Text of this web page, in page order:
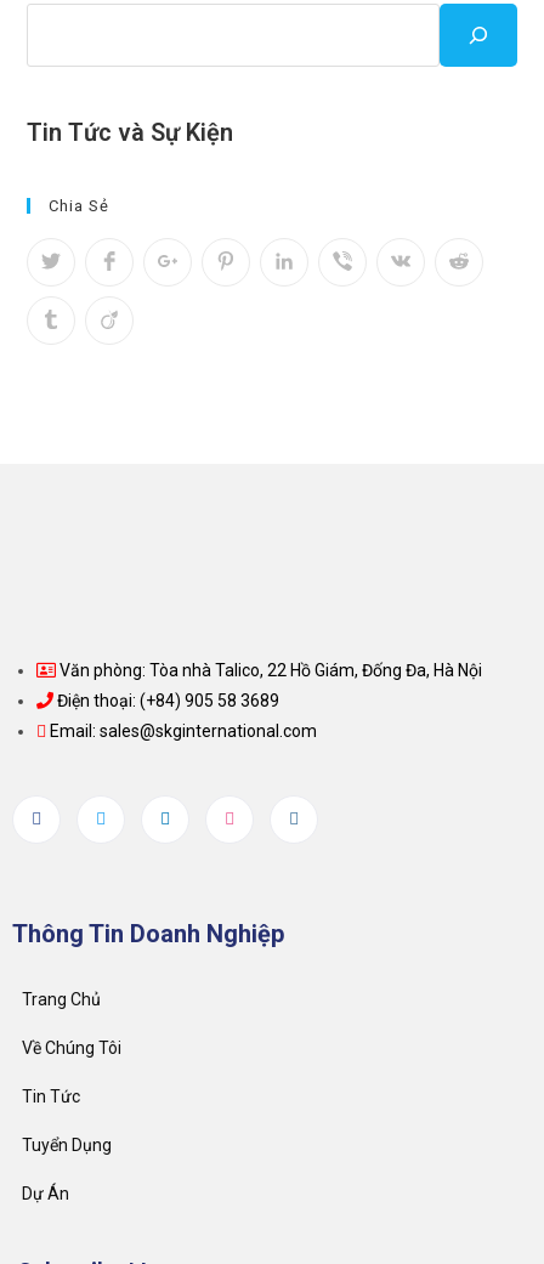
Tin Tức và Sự Kiện
Chia Sẻ
Văn phòng: Tòa nhà Talico, 22 Hồ Giám, Đống Đa, Hà Nội
Điện thoại: (+84) 905 58 3689
Email: sales@skginternational.com
Thông Tin Doanh Nghiệp
Trang Chủ
Về Chúng Tôi
Tin Tức
Tuyển Dụng
Dự Án